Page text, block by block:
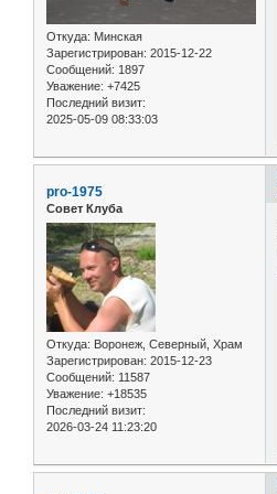
Откуда: Минская
Зарегистрирован: 2015-12-22
Сообщений: 1897
Уважение: +7425
Последний визит:
2025-05-09 08:33:03
pro-1975
Совет Клуба
Откуда: Воронеж, Северный, Храм
Зарегистрирован: 2015-12-23
Сообщений: 11587
Уважение: +18535
Последний визит:
2026-03-24 11:23:20